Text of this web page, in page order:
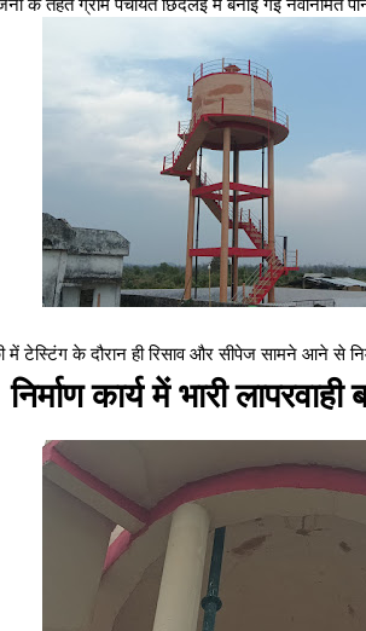
टेस्टिंग के दौरान ही रिसाव और सीपेज सामने आने से
निर्माण कार्य में भारी